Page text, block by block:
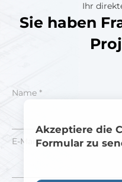
Ihr
Sie haben
Name *
E-Mail *
Akzeptiere die
Formular zu